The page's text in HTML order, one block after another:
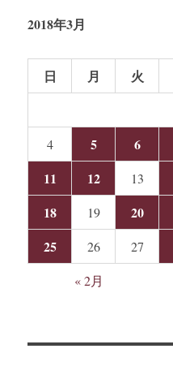
2018年3月
日 月 火
4
5 6
11
12 13
18 19 20
25
26 27
« 2月